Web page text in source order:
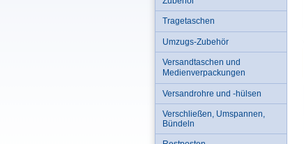
Tragetaschen
Umzugs-Zubehör
Versandtaschen und
Medienverpackungen
Versandrohre und -hülsen
Verschließen, Umspannen,
Bündeln